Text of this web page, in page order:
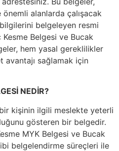
alanlarda çalışacak
belgeleyen resmi
Belgesi ve Bucak
hem yasal gereklilikler
avantajı sağlamak için
NEDİR?
kişinin ilgili meslekte yeterli
gösteren bir belgedir.
MYK Belgesi ve Bucak
belgelendirme süreçleri ile